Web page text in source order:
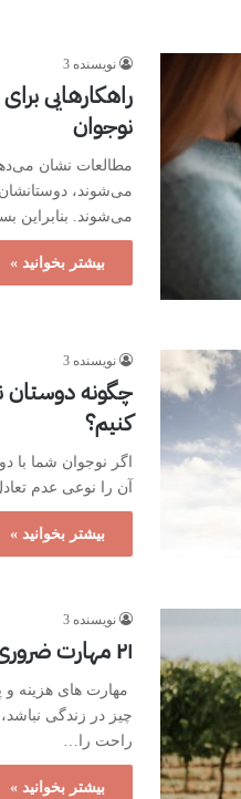
نویسنده 3
راهکارهایی
نوجوان
مطالعات نشان
می‌شوند،
می‌شوند. بنابراین
بیشتر بخوانید »
نویسنده 3
چگونه دوستان
کنیم؟
اگر نوجوان شما با
آن را نوعی عدم
بیشتر بخوانید »
نویسنده 3
۲۱ مهارت ضروری برای یادگیری نوجوانان
مهارت های هزینه
چیز در زندگی
راحت را…
بیشتر بخوانید »